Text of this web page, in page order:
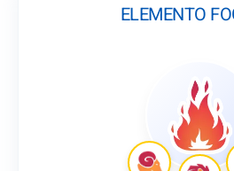
ELEMENTO